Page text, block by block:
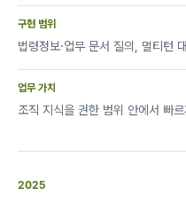
구현 범위
법령정보·업무 문서 질의, 멀티턴
업무 가치
조직 지식을 권한 범위 안에서 빠
2025